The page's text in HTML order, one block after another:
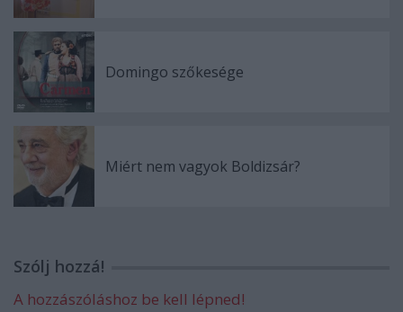
Domingo szőkesége
Miért nem vagyok Boldizsár?
Szólj hozzá!
A hozzászóláshoz be kell lépned!